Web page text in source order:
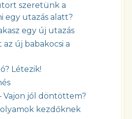
szeretünk a
egy utazás alatt?
egy új utazás
új babakocsi a
Létezik!
Vajon jól döntöttem?
kezdőknek